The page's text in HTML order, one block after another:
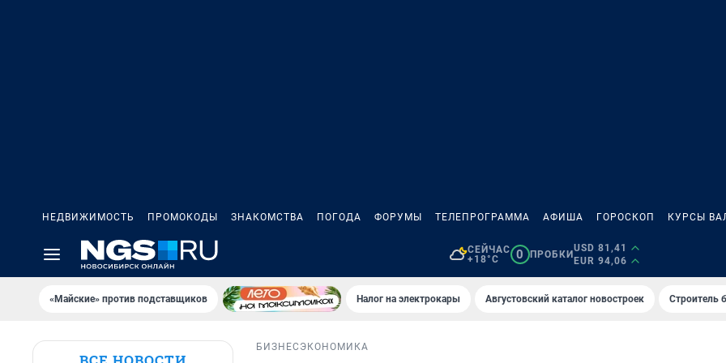
НЕДВИЖИМОСТЬ ПРОМОКОДЫ ЗНАКОМСТВА ПОГОДА ФОРУМЫ ТЕЛЕПРОГРАММА АФИША ГОРОСКОП КУРСЫ
СЕЙЧАС
+18°C
0 ПРОБКИ
USD 81,41
EUR 94,06
«Майские» против подставщиков Налог на электрокары Августовский каталог новостроек Строитель
БИЗНЕС ЭКОНОМИКА